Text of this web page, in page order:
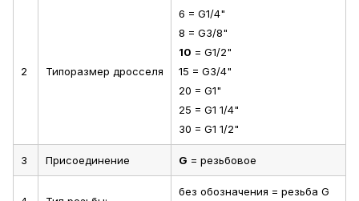
2 Типоразмер дросселя
6 = G1/4"
8 = G3/8"
10 = G1/2"
15 = G3/4"
20 = G1"
25 = G1 1/4"
30 = G1 1/2"
3 Присоединение G = резьбовое
без обозначения = резьба G